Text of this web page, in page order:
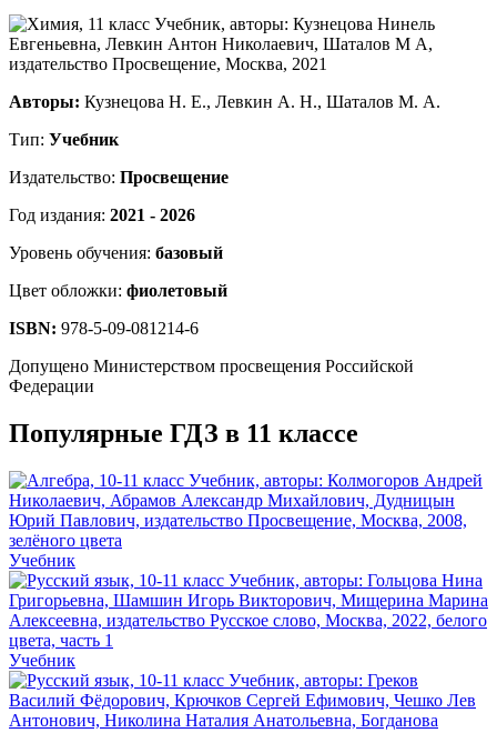
Авторы: Кузнецова Н. Е., Левкин А. Н., Шаталов М. А.
Тип: Учебник
Издательство: Просвещение
Год издания: 2021 - 2026
Уровень обучения: базовый
Цвет обложки: фиолетовый
ISBN: 978-5-09-081214-6
Допущено Министерством просвещения Российской
Федерации
Популярные ГДЗ в 11 классе
Учебник
Учебник